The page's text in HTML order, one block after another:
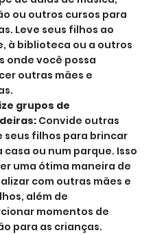
ou outros cursos para
Leve seus filhos ao
à biblioteca ou a outros
onde você possa
outras mães e
grupos de
Convide outras
seus filhos para brincar
casa ou num parque. Isso
uma ótima maneira de
com outras mães e
além de
momentos de
para as crianças.